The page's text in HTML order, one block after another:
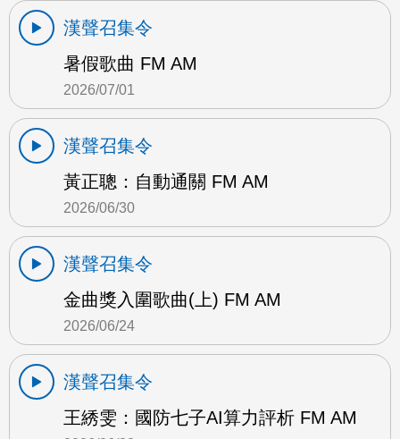
漢聲召集令
暑假歌曲 FM AM
2026/07/01
漢聲召集令
黃正聰：自動通關 FM AM
2026/06/30
漢聲召集令
金曲獎入圍歌曲(上) FM AM
2026/06/24
漢聲召集令
王綉雯：國防七子AI算力評析 FM AM